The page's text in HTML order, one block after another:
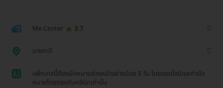
Me Center 3.7
บางกะปิ
1
แพ็กเกจนี้ต้องนัดหมายล่วงหน้าอย่างน้อย 5 วัน โดยแอดไลน์และทำนัด
หมายโดยตรงกับคลินิกเท่านั้น